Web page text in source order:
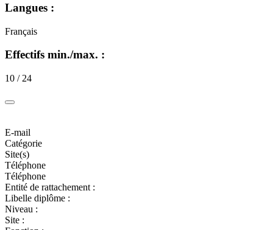
Langues :
Français
Effectifs min./max. :
10 / 24
E-mail
Catégorie
Site(s)
Téléphone
Téléphone
Entité de rattachement :
Libelle diplôme :
Niveau :
Site :